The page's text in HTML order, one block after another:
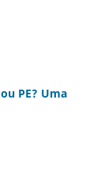
PE? Uma